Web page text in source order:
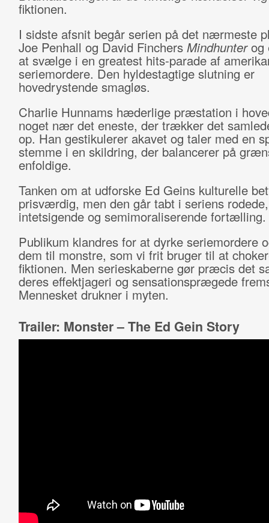
fiktionen.
I sidste afsnit begår serien på det nærmeste
Joe Penhall og David Finchers Mindhunterog
at svælge i en greatest hits-parade af
seriemordere. Den hyldestagtige slutning er
hovedrystende smagløs.
Charlie Hunnams hæderlige præstation i
noget nær det eneste, der trækker det
op. Han gestikulerer akavet og taler med en
stemme i en skildring, der balancerer på
enfoldige.
Tanken om at udforske Ed Geins kulturelle
prisværdig, men den går tabt i seriens rodede,
intetsigende og semimoraliserende fortælling.
Publikum klandres for at dyrke seriemordere
dem til monstre, som vi frit bruger til at
fiktionen. Men serieskaberne gør præcis det
deres effektjageri og sensationsprægede
Mennesket drukner i myten.
Trailer: Monster – The Ed Gein Story